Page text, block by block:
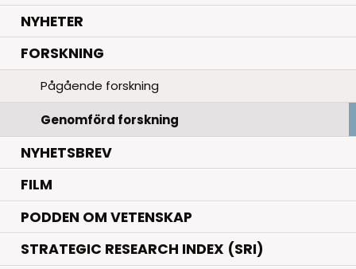
NYHETER.
FORSKNING.
Pågående forskning
Genomförd forskning
NYHETSBREV
FILM
PODDEN OM VETENSKAP
STRATEGIC RESEARCH INDEX (SRI)